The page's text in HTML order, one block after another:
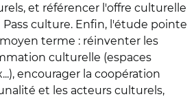
et référencer l'offre culturelle
culture. Enfin, l'étude pointe
terme : réinventer les
culturelle (espaces
encourager la coopération
et les acteurs culturels,